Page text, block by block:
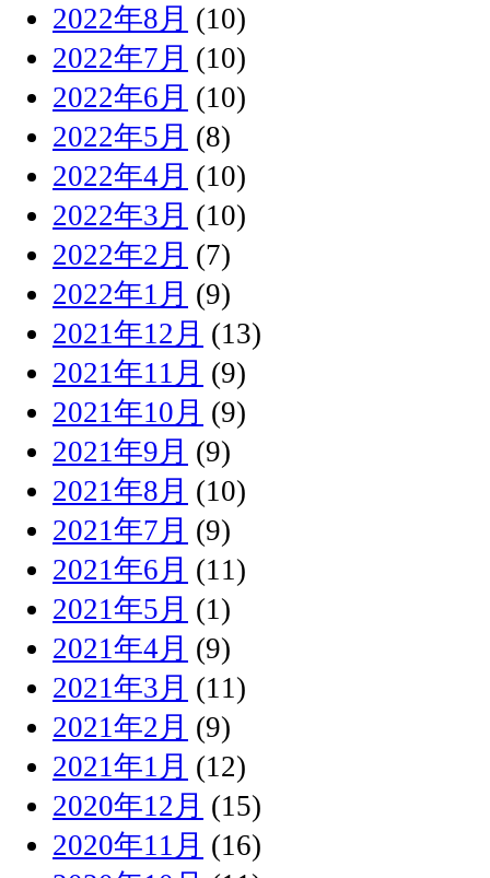
2022年8月 (10)
2022年7月 (10)
2022年6月 (10)
2022年5月 (8)
2022年4月 (10)
2022年3月 (10)
2022年2月 (7)
2022年1月 (9)
2021年12月 (13)
2021年11月 (9)
2021年10月 (9)
2021年9月 (9)
2021年8月 (10)
2021年7月 (9)
2021年6月 (11)
2021年5月 (1)
2021年4月 (9)
2021年3月 (11)
2021年2月 (9)
2021年1月 (12)
2020年12月 (15)
2020年11月 (16)